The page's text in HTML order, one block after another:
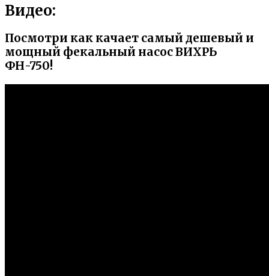
Видео:
Посмотри как качает самый дешевый и
мощный фекальный насос ВИХРЬ
ФН-750!